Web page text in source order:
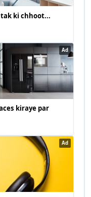
ki chhoot...
Ad
kiraye par
Ad